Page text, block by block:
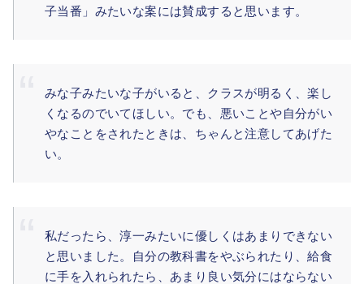
子当番」みたいな案には賛成すると思います。
みな子みたいな子がいると、クラスが明るく、楽し
くなるのでいてほしい。でも、悪いことや自分がい
やなことをされたときは、ちゃんと注意してあげた
い。
私だったら、淳一みたいに優しくはあまりできない
と思いました。自分の教科書をやぶられたり、給食
に手を入れられたら、あまり良い気分にはならない